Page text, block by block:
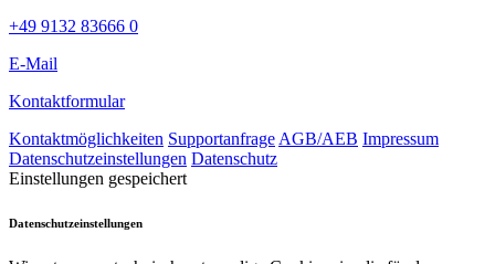
+49 9132 83666 0
E-Mail
Kontaktformular
Kontaktmöglichkeiten Supportanfrage AGB/AEB Impressum
Datenschutzeinstellungen Datenschutz
Einstellungen gespeichert
Datenschutzeinstellungen